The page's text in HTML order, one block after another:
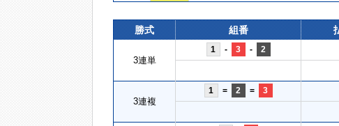
勝式 組番
3連単
1 - 3 - 2
3連複
1 = 2 = 3